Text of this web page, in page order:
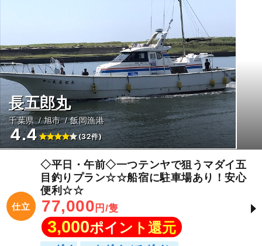
長五郎丸
千葉県 旭市 飯岡漁港
4.4 (32件)
仕立
◇平日・午前◇一つテンヤで狙うマダイ五
目釣りプラン☆☆船宿に駐車場あり！安心
便利☆☆
77,000円/隻
3,000ポイント還元